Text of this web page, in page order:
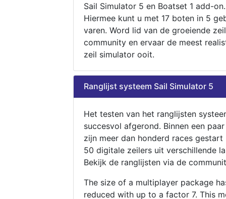
Sail Simulator 5 en Boatset 1 add-on.
Hiermee kunt u met 17 boten in 5
varen. Word lid van de groeiende zeil
community en ervaar de meest
zeil simulator ooit.
Ranglijst systeem Sail Simulator 5
Het testen van het ranglijsten
succesvol afgerond. Binnen een
zijn meer dan honderd races gestart
50 digitale zeilers uit verschillende
Bekijk de ranglijsten via de
The size of a multiplayer package
reduced with up to a factor 7. This